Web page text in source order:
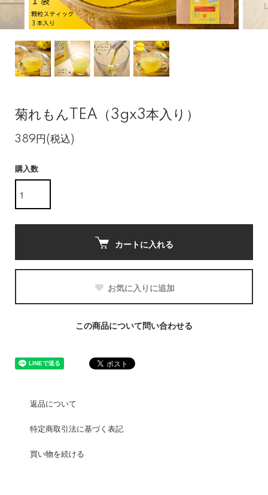
菊れもんTEA（3gx3本入り）
389円(税込)
購入数
カートに入れる
お気に入りに追加
この商品について問い合わせる
返品について
特定商取引法に基づく表記
買い物を続ける